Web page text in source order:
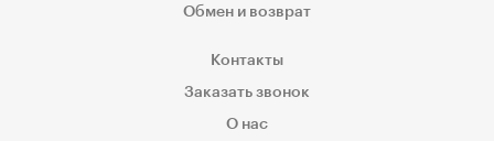
Обмен и возврат
Контакты
Заказать звонок
О нас